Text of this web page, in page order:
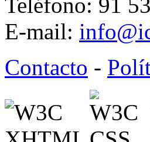
Teléfono: 91
E-mail:
Contacto -